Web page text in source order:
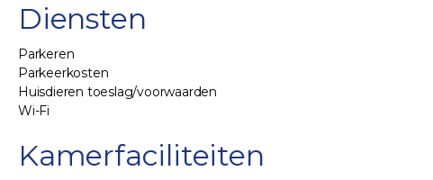
Diensten
Parkeren
Parkeerkosten
Huisdieren toeslag/voorwaarden
Wi-Fi
Kamerfaciliteiten